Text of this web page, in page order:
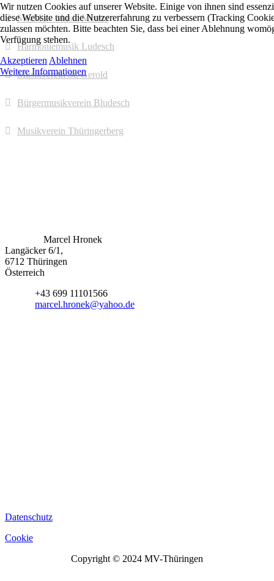
M&M's - Music Mixers
Harmoniemusik Ludesch
Musikverein St. Gerold
Bürgermusikverein Bludesch
Musikverein Thüringerberg
Marcel Hronek
Langäcker 6/1,
6712 Thüringen
Österreich
+43 699 11101566
marcel.hronek@yahoo.de
Datenschutz
Cookie
Copyright © 2024 MV-Thüringen
Wir nutzen Cookies auf unserer Website. Einige von ihnen sind
diese Website und die Nutzererfahrung zu verbessern (Tracking
zulassen möchten. Bitte beachten Sie, dass bei einer Ablehnung
Verfügung stehen.
Akzeptieren Ablehnen
Weitere Informationen